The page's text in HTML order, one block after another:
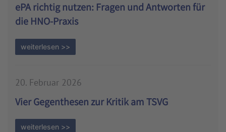
ePA richtig nutzen: Fragen und Antworten für
die HNO-Praxis
weiterlesen >>
20. Februar 2026
Vier Gegenthesen zur Kritik am TSVG
weiterlesen >>